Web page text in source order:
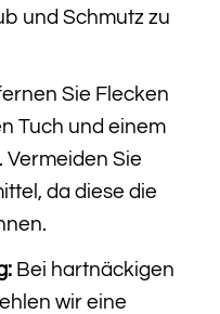
und Schmutz zu
Sie Flecken
Tuch und einem
Vermeiden Sie
da diese die
Bei hartnäckigen
wir eine